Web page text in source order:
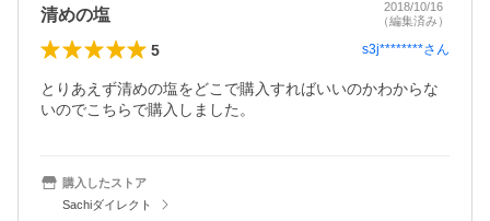
清めの塩
2018/10/16
（編集済み）
5 s3j********さん
とりあえず清めの塩をどこで購入すればいいのかわからな
いのでこちらで購入しました。
購入したストア
Sachiダイレクト